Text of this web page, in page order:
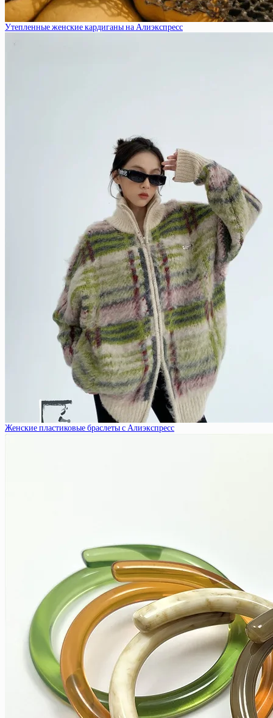
Утепленные женские кардиганы на Алиэкспресс
Женские пластиковые браслеты с Алиэкспресс